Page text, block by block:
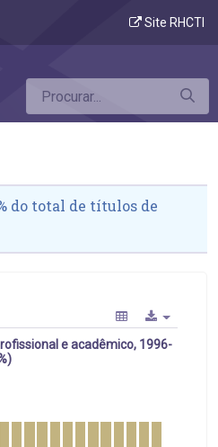
Site RHCTI
do total de títulos de
e acadêmico, 1996-